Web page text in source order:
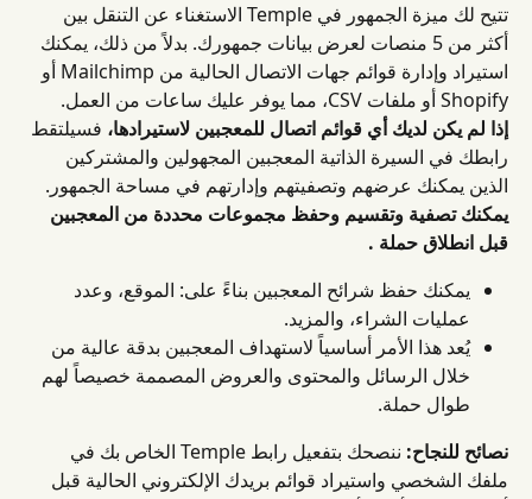
تتيح لك ميزة الجمهور في Temple الاستغناء عن التنقل بين
أكثر من 5 منصات لعرض بيانات جمهورك. بدلاً من ذلك، يمكنك
استيراد وإدارة قوائم جهات الاتصال الحالية من Mailchimp أو
Shopify أو ملفات CSV، مما يوفر عليك ساعات من العمل.
إذا لم يكن لديك أي قوائم اتصال للمعجبين لاستيرادها، فسيلتقط
رابطك في السيرة الذاتية المعجبين المجهولين والمشتركين
الذين يمكنك عرضهم وتصفيتهم وإدارتهم في مساحة الجمهور.
يمكنك تصفية وتقسيم وحفظ مجموعات محددة من المعجبين
قبل انطلاق حملة .
يمكنك حفظ شرائح المعجبين بناءً على: الموقع، وعدد
عمليات الشراء، والمزيد.
يُعد هذا الأمر أساسياً لاستهداف المعجبين بدقة عالية من
خلال الرسائل والمحتوى والعروض المصممة خصيصاً لهم
طوال حملة.
نصائح للنجاح:
ننصحك بتفعيل رابط Temple الخاص بك في
ملفك الشخصي واستيراد قوائم بريدك الإلكتروني الحالية قبل